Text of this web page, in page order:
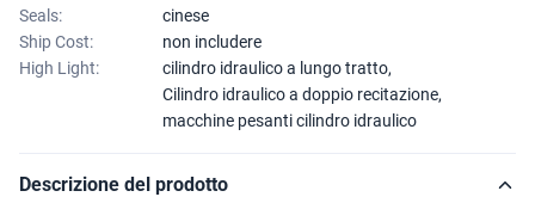
Seals:
cinese
Ship Cost:
non includere
High Light:
cilindro idraulico a lungo tratto,
Cilindro idraulico a doppio recitazione,
macchine pesanti cilindro idraulico
Descrizione del prodotto